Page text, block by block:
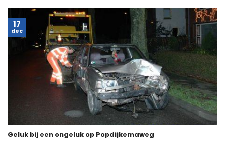
Geluk bij een ongeluk op Popdijkemaweg
17
dec